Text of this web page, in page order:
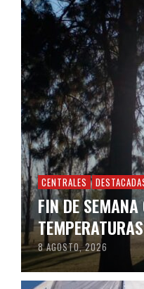
CENTRALES
FIN DE
8 AGOSTO, 2026